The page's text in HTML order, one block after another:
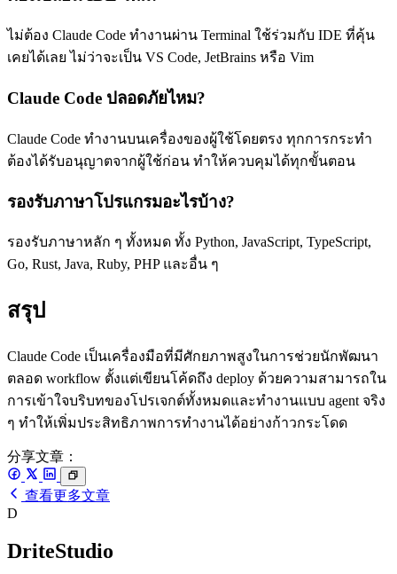
ไม่ต้อง Claude Code ทำงานผ่าน Terminal ใช้ร่วมกับ IDE ที่คุ้น
เคยได้เลย ไม่ว่าจะเป็น VS Code, JetBrains หรือ Vim
Claude Code ปลอดภัยไหม?
Claude Code ทำงานบนเครื่องของผู้ใช้โดยตรง ทุกการกระทำ
ต้องได้รับอนุญาตจากผู้ใช้ก่อน ทำให้ควบคุมได้ทุกขั้นตอน
รองรับภาษาโปรแกรมอะไรบ้าง?
รองรับภาษาหลัก ๆ ทั้งหมด ทั้ง Python, JavaScript, TypeScript,
Go, Rust, Java, Ruby, PHP และอื่น ๆ
สรุป
Claude Code เป็นเครื่องมือที่มีศักยภาพสูงในการช่วยนักพัฒนา
ตลอด workflow ตั้งแต่เขียนโค้ดถึง deploy ด้วยความสามารถใน
การเข้าใจบริบทของโปรเจกต์ทั้งหมดและทำงานแบบ agent จริง
ๆ ทำให้เพิ่มประสิทธิภาพการทำงานได้อย่างก้าวกระโดด
分享文章：
查看更多文章
D
DriteStudio